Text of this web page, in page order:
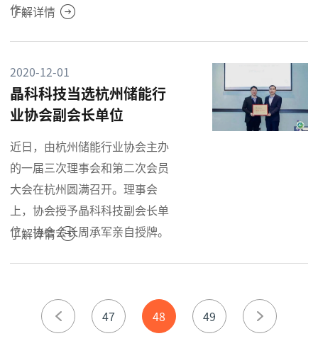
作。
了解详情
2020-12-01
晶科科技当选杭州储能行
业协会副会长单位
近日，由杭州储能行业协会主办
的一届三次理事会和第二次会员
大会在杭州圆满召开。理事会
上，协会授予晶科科技副会长单
位，协会会长周承军亲自授牌。
了解详情
47 48 49